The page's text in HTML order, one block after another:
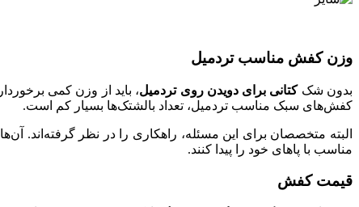
وزن کفش مناسب تردمیل
بدون شککتانی برای دویدن روی تردمیل، باید از وزن کمی
کفش‌های سبک مناسب تردمیل، تعداد بالشتک‌ها بسیار کم است.
البته متخصصان برای این مسئله، راهکاری را در نظر گرفته‌اند.
مناسب با پا‌های خود را پیدا کنند.
قیمت کفش